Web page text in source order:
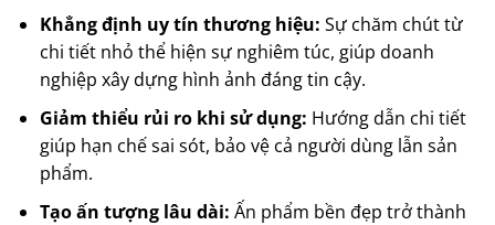
Khẳng định uy tín thương hiệu: Sự chăm chút từ
chi tiết nhỏ thể hiện sự nghiêm túc, giúp doanh
nghiệp xây dựng hình ảnh đáng tin cậy.
Giảm thiểu rủi ro khi sử dụng: Hướng dẫn chi tiết
giúp hạn chế sai sót, bảo vệ cả người dùng lẫn sản
phẩm.
Tạo ấn tượng lâu dài: Ấn phẩm bền đẹp trở thành